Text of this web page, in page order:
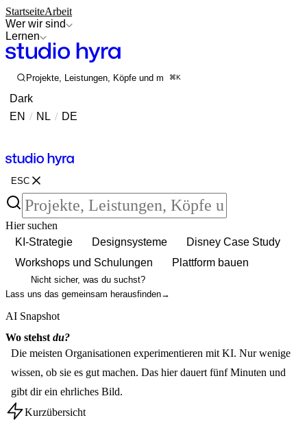
StartseiteArbeit
Wer wir sind
Lernen
Projekte, Leistungen, Köpfe und mehr durchsuchen
⌘K
Dark
EN / NL / DE
ESC
Hier suchen
KI-Strategie
Designsysteme
Disney Case Study
Workshops und Schulungen
Plattform bauen
Nicht sicher, was du suchst?
Lass uns das gemeinsam herausfinden→
AI Snapshot
Wo stehst du?
Die meisten Organisationen experimentieren mit KI. Nur wenige
wissen, ob sie es gut machen. Das hier dauert fünf Minuten und
gibt dir ein ehrliches Bild.
Kurzübersicht